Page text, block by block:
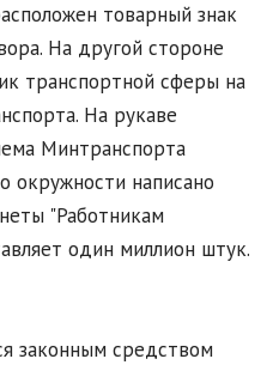
товарный знак
На другой стороне
транспортной сферы на
На рукаве
Минтранспорта
окружности написано
"Работникам
один миллион штук.
законным средством